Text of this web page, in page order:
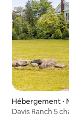
Hébergement ⋅
Davis Ranch 5